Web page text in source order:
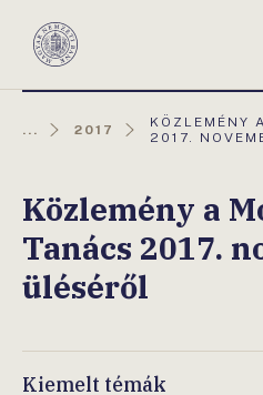
Magyar
... 2017
AKTUÁLIS
OLDAL:
KÖZLEMÉNY
2017.
Közlemény a
Tanács 2017.
üléséről
Kiemelt témák